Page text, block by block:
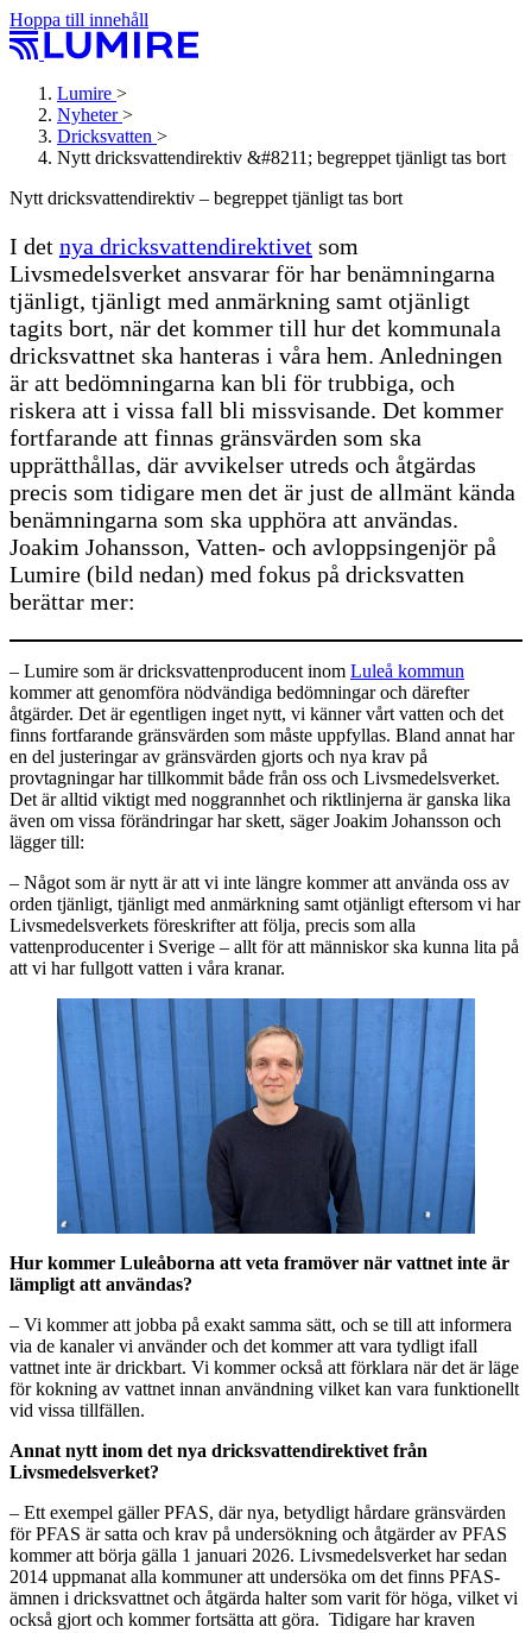
Hoppa till innehåll
Lumire >
Nyheter >
Dricksvatten >
Nytt dricksvatten­direktiv &#8211; begreppet tjänligt tas bort
Nytt dricksvatten­direktiv – begreppet tjänligt tas bort
I det nya dricksvattendirektivet som
Livsmedelsverket ansvarar för har benämningarna
tjänligt, tjänligt med anmärkning samt otjänligt
tagits bort, när det kommer till hur det kommunala
dricksvattnet ska hanteras i våra hem. Anledningen
är att bedömningarna kan bli för trubbiga, och
riskera att i vissa fall bli missvisande. Det kommer
fortfarande att finnas gränsvärden som ska
upprätthållas, där avvikelser utreds och åtgärdas
precis som tidigare men det är just de allmänt kända
benämningarna som ska upphöra att användas.
Joakim Johansson, Vatten- och avloppsingenjör på
Lumire (bild nedan) med fokus på dricksvatten
berättar mer:
– Lumire som är dricksvattenproducent inom Luleå kommun
kommer att genomföra nödvändiga bedömningar och därefter
åtgärder. Det är egentligen inget nytt, vi känner vårt vatten och det
finns fortfarande gränsvärden som måste uppfyllas. Bland annat har
en del justeringar av gränsvärden gjorts och nya krav på
provtagningar har tillkommit både från oss och Livsmedelsverket.
Det är alltid viktigt med noggrannhet och riktlinjerna är ganska lika
även om vissa förändringar har skett, säger Joakim Johansson och
lägger till:
– Något som är nytt är att vi inte längre kommer att använda oss av
orden tjänligt, tjänligt med anmärkning samt otjänligt eftersom vi har
Livsmedelsverkets föreskrifter att följa, precis som alla
vattenproducenter i Sverige – allt för att människor ska kunna lita på
att vi har fullgott vatten i våra kranar.
Hur kommer Luleåborna att veta framöver när vattnet inte är
lämpligt att användas?
– Vi kommer att jobba på exakt samma sätt, och se till att informera
via de kanaler vi använder och det kommer att vara tydligt ifall
vattnet inte är drickbart. Vi kommer också att förklara när det är läge
för kokning av vattnet innan användning vilket kan vara funktionellt
vid vissa tillfällen.
Annat nytt inom det nya dricksvattendirektivet från
Livsmedelsverket?
– Ett exempel gäller PFAS, där nya, betydligt hårdare gränsvärden
för PFAS är satta och krav på undersökning och åtgärder av PFAS
kommer att börja gälla 1 januari 2026. Livsmedelsverket har sedan
2014 uppmanat alla kommuner att undersöka om det finns PFAS-
ämnen i dricksvattnet och åtgärda halter som varit för höga, vilket vi
också gjort och kommer fortsätta att göra. Tidigare har kraven